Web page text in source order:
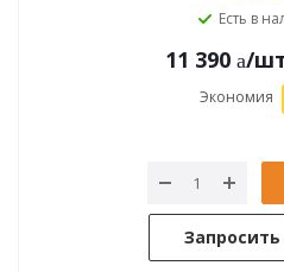
Есть в
11 390 /
Экономия